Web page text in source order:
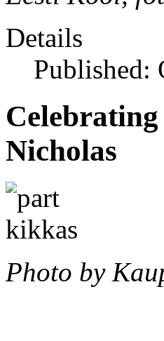
Details
Published:
Nicholas
Photo by